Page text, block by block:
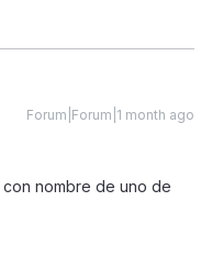
Forum|Forum|1 month ago
nombre de uno de